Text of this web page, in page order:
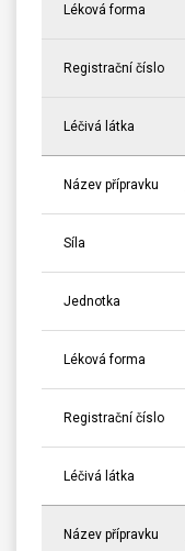
Léková forma
Registrační číslo
Léčivá látka
Název přípravku
Síla
Jednotka
Léková forma
Registrační číslo
Léčivá látka
Název přípravku